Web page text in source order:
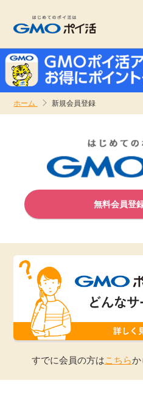
ホーム 新規会員登録
お知らせ
無料
即日還元
アンケート
ゲーム
サービスで探す
無料サービス
エンタメ
暮らし
引っ越し
買取・査定
学び
無料会員登
すでに会員の方はこちら